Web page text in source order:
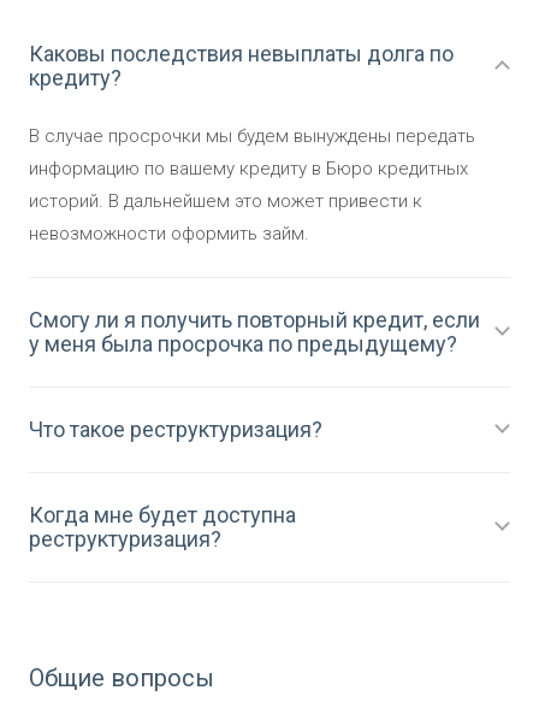
Каковы последствия невыплаты долга по
кредиту?
В случае просрочки мы будем вынуждены передать
информацию по вашему кредиту в Бюро кредитных
историй. В дальнейшем это может привести к
невозможности оформить займ.
Смогу ли я получить повторный кредит, если
у меня была просрочка по предыдущему?
Что такое реструктуризация?
Когда мне будет доступна
реструктуризация?
Общие вопросы